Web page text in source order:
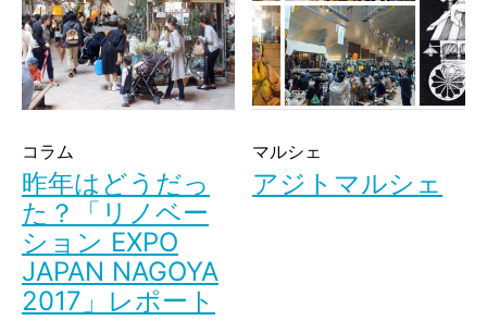
コラム
昨年はどうだっ
た？「リノベー
ション EXPO
JAPAN NAGOYA
2017」レポート
マルシェ
アジトマルシェ